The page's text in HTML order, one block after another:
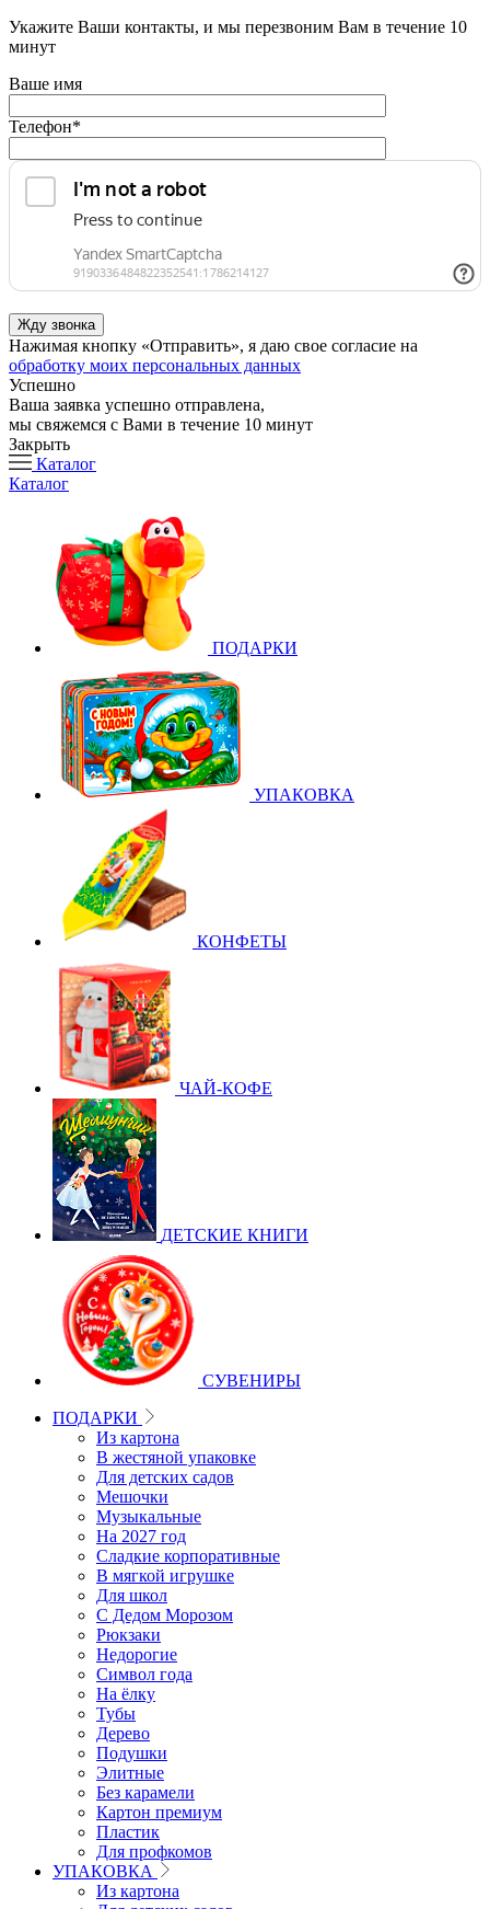
Укажите Ваши контакты, и мы перезвоним Вам в течение 10
минут
Ваше имя
Телефон*
Нажимая кнопку «Отправить», я даю свое согласие на
обработку моих персональных данных
Успешно
Ваша заявка успешно отправлена,
мы свяжемся с Вами в течение 10 минут
Закрыть
Каталог
Каталог
ПОДАРКИ
УПАКОВКА
КОНФЕТЫ
ЧАЙ-КОФЕ
ДЕТСКИЕ КНИГИ
СУВЕНИРЫ
ПОДАРКИ
Из картона
В жестяной упаковке
Для детских садов
Мешочки
Музыкальные
На 2027 год
Сладкие корпоративные
В мягкой игрушке
Для школ
С Дедом Морозом
Рюкзаки
Недорогие
Символ года
На ёлку
Тубы
Дерево
Подушки
Элитные
Без карамели
Картон премиум
Пластик
Для профкомов
УПАКОВКА
Из картона